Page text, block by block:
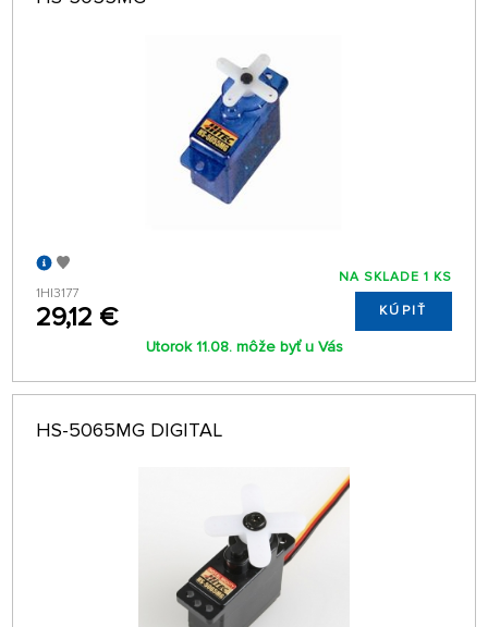
1HI3177
29,12 €
NA SKLADE 1 KS
KÚPIŤ
Utorok 11.08. môže byť u Vás
HS-5065MG DIGITAL